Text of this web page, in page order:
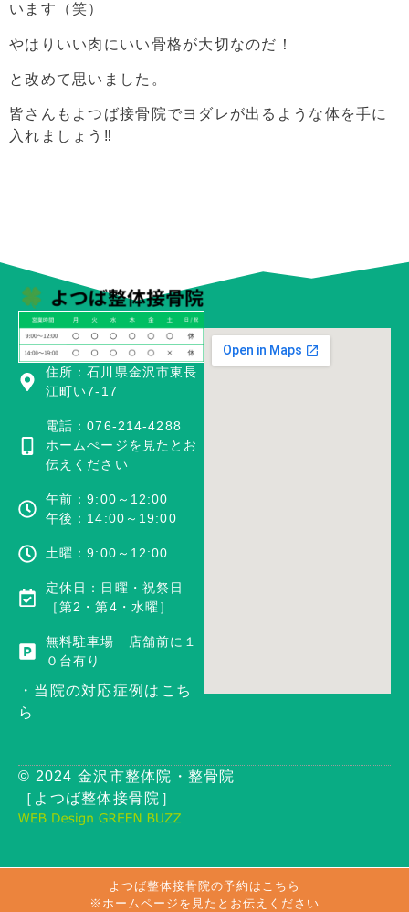
います（笑）
やはりいい肉にいい骨格が大切なのだ！
と改めて思いました。
皆さんもよつば接骨院でヨダレが出るような体を手に
入れましょう‼️
住所：石川県金沢市東長
江町い7-17
電話：076-214-4288
ホームぺージを見たとお
伝えください
午前：9:00～12:00
午後：14:00～19:00
土曜：9:00～12:00
定休日：日曜・祝祭日
［第2・第4・水曜］
無料駐車場 店舗前に１
０台有り
・当院の対応症例はこち
ら
© 2024 金沢市整体院・整骨院
［よつば整体接骨院］
よつば整体接骨院の予約はこちら
※ホームページを見たとお伝えください